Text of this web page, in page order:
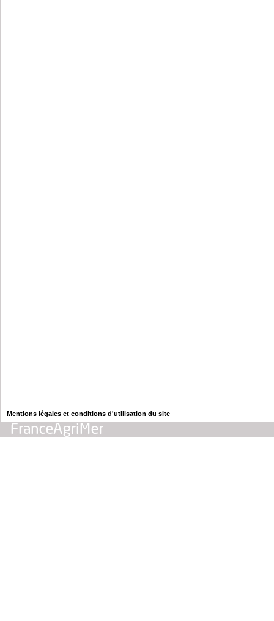
Mentions légales et conditions d'utilisation du site